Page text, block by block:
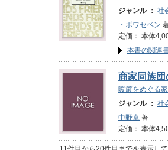
ジャンル ： 社
・ボワセベン
定価： 本体
本書の関連
商家同族
暖簾をめぐる
ジャンル ： 社
中野卓 著
定価： 本体